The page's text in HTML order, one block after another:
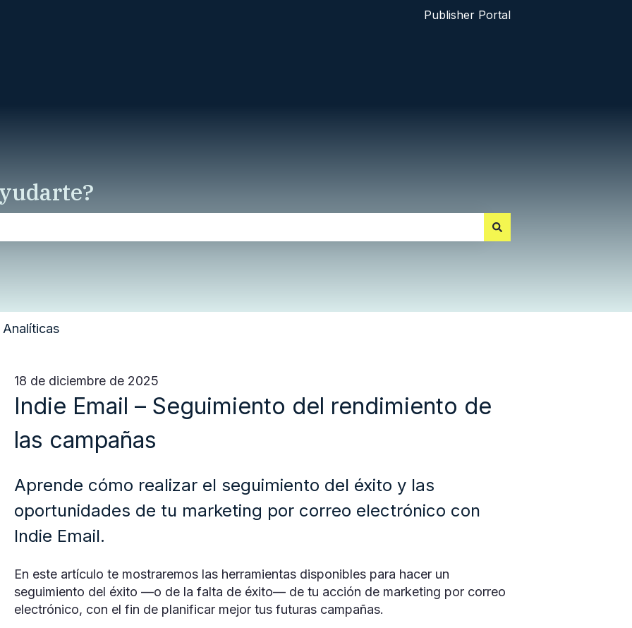
de Publisher Portal
Analíticas
18 de diciembre de 2025
Indie Email – Seguimiento del rendimiento de
las campañas
Aprende cómo realizar el seguimiento del éxito y las
oportunidades de tu marketing por correo electrónico con
Indie Email.
En este artículo te mostraremos las herramientas disponibles para hacer un
seguimiento del éxito —o de la falta de éxito— de tu acción de marketing por correo
electrónico, con el fin de planificar mejor tus futuras campañas.